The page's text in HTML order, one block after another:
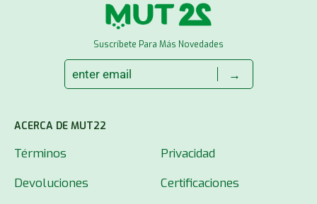
Suscríbete Para Más Novedades
→
ACERCA DE MUT22
Términos
Privacidad
Devoluciones
Certificaciones